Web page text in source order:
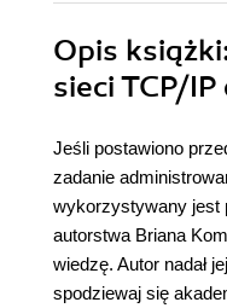
Opis książki
sieci TCP/
Jeśli postawiono
zadanie
wykorzystywany jest
autorstwa Briana
wiedzę. Autor nadał
spodziewaj się